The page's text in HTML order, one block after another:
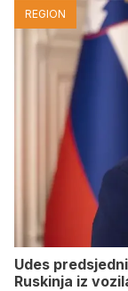
REGION
Udes
Ruskinja iz